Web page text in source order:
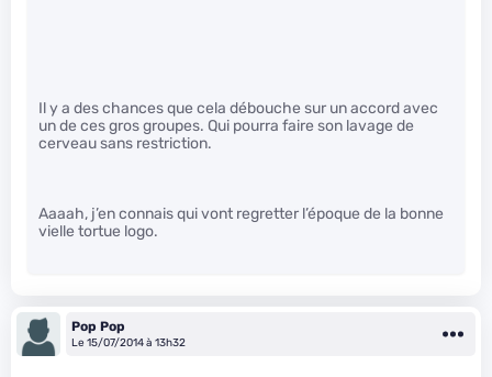
Il y a des chances que cela débouche sur un accord avec
un de ces gros groupes. Qui pourra faire son lavage de
cerveau sans restriction.
Aaaah, j’en connais qui vont regretter l’époque de la bonne
vielle tortue logo.
Pop Pop
Le 15/07/2014 à 13h32